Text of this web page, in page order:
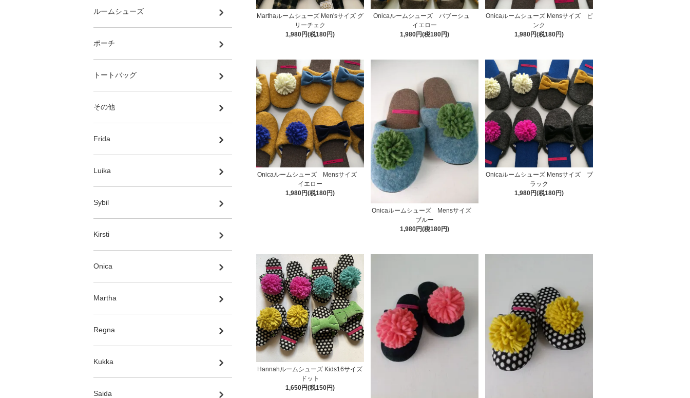
Marthaルームシューズ Men'sサイズ グ
リーチェク
1,980円(税180円)
Onicaルームシューズ バブーシュ
イエロー
1,980円(税180円)
Onicaルームシューズ Mensサイズ ピ
ンク
1,980円(税180円)
Onicaルームシューズ Mensサイズ
イエロー
1,980円(税180円)
Onicaルームシューズ Mensサイズ
ブルー
1,980円(税180円)
Onicaルームシューズ Mensサイズ ブ
ラック
1,980円(税180円)
Hannahルームシューズ Kids16サイズ
ドット
1,650円(税150円)
ルームシューズ
ポーチ
トートバッグ
その他
Frida
Luika
Sybil
Kirsti
Onica
Martha
Regna
Kukka
Saida